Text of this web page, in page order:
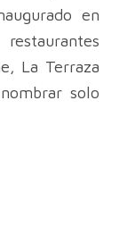
en
La Terraza
solo